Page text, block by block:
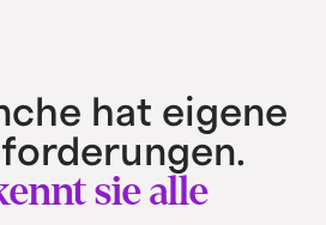
hat eigene
sie alle